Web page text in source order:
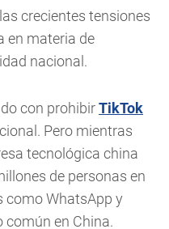
crecientes tensiones
en materia de
nacional.
con prohibirTikTok
Pero mientras
tecnológica china
de personas en
como WhatsApp y
común en China.